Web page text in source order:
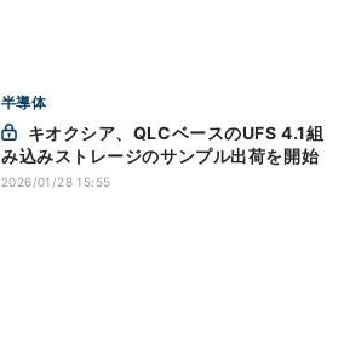
半導体
み込みストレージのサンプル出荷を開始
2026/01/28 15:55